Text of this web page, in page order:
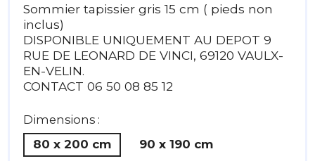
Sommier tapissier gris 15 cm ( pieds non
inclus)
DISPONIBLE UNIQUEMENT AU DEPOT 9
RUE DE LEONARD DE VINCI, 69120 VAULX-
EN-VELIN.
CONTACT 06 50 08 85 12
Dimensions :
80 x 200 cm
90 x 190 cm